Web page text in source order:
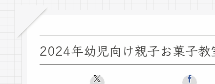
2024年幼児向け親子お菓子教